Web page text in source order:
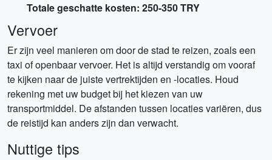
Totale geschatte kosten: 250-350 TRY
Vervoer
Er zijn veel manieren om door de stad te reizen, zoals een
taxi of openbaar vervoer. Het is altijd verstandig om vooraf
te kijken naar de juiste vertrektijden en -locaties. Houd
rekening met uw budget bij het kiezen van uw
transportmiddel. De afstanden tussen locaties variëren, dus
de reistijd kan anders zijn dan verwacht.
Nuttige tips